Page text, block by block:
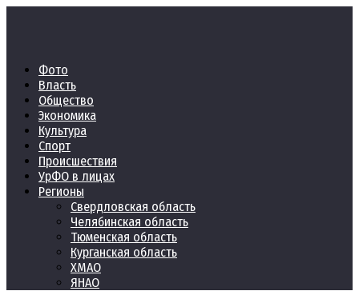
Фото
Власть
Общество
Экономика
Культура
Спорт
Происшествия
УрФО в лицах
Регионы
Свердловская область
Челябинская область
Тюменская область
Курганская область
ХМАО
ЯНАО